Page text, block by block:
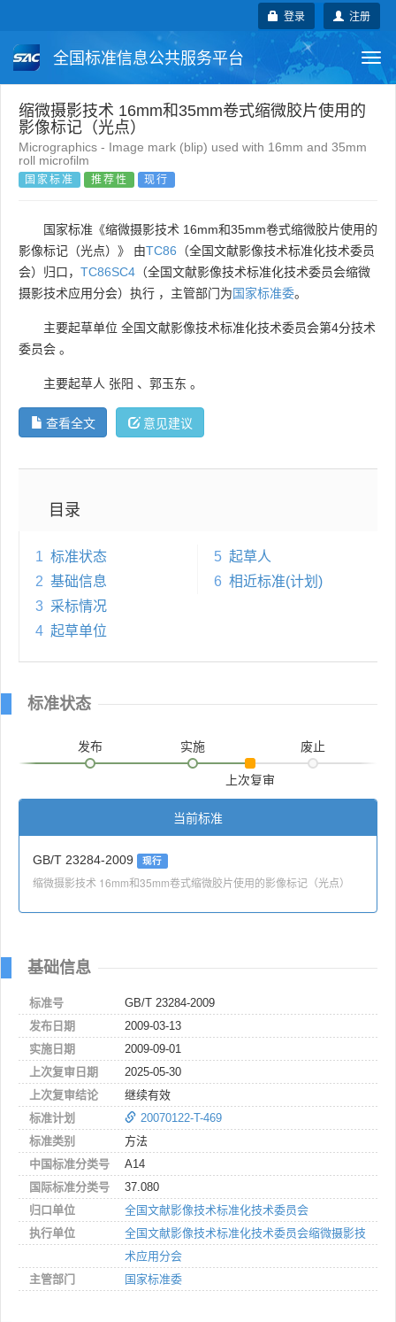
注册
登录
全国标准信息公共服务平台
国家标准 行业标准 地方标准
团体标准 企业标准 国际标准
缩微摄影技术 16mm和35mm卷式缩微胶片使用的
影像标记（光点）
Micrographics - Image mark (blip) used with 16mm and 35mm
roll microfilm
国家标准 推荐性 现行
国家标准《缩微摄影技术 16mm和35mm卷式缩微胶片使用的
影像标记（光点）》 由TC86 （全国文献影像技术标准化技术委员
会）归口， TC86SC4 （全国文献影像技术标准化技术委员会缩微
摄影技术应用分会）执行 ，主管部门为国家标准委。
主要起草单位 全国文献影像技术标准化技术委员会第4分技术
委员会 。
主要起草人 张阳 、 郭玉东 。
查看全文 意见建议
目录
1 标准状态
2 基础信息
3 采标情况
4 起草单位
5 起草人
6 相近标准(计划)
标准状态
发布 实施
上次复审
废止
当前标准
GB/T 23284-2009 现行
缩微摄影技术 16mm和35mm卷式缩微胶片使用的影像标记（光点）
基础信息
标准号
GB/T 23284-2009
发布日期
2009-03-13
实施日期
2009-09-01
上次复审日期
2025-05-30
上次复审结论
继续有效
标准计划
20070122-T-469
标准类别
方法
中国标准分类号
A14
国际标准分类号
37.080
归口单位
全国文献影像技术标准化技术委员会
执行单位
全国文献影像技术标准化技术委员会缩微摄影技
术应用分会
主管部门
国家标准委